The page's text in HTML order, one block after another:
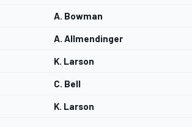
A. Bowman
A. Allmendinger
K. Larson
C. Bell
K. Larson